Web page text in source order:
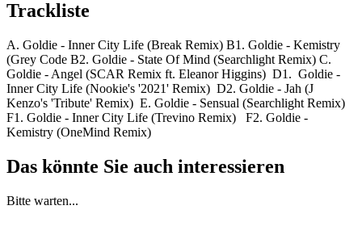
Trackliste
A. Goldie - Inner City Life (Break Remix) B1. Goldie - Kemistry
(Grey Code B2. Goldie - State Of Mind (Searchlight Remix) C.
Goldie - Angel (SCAR Remix ft. Eleanor Higgins) D1. Goldie -
Inner City Life (Nookie's '2021' Remix) D2. Goldie - Jah (J
Kenzo's 'Tribute' Remix) E. Goldie - Sensual (Searchlight Remix)
F1. Goldie - Inner City Life (Trevino Remix) F2. Goldie -
Kemistry (OneMind Remix)
Das könnte Sie auch interessieren
Bitte warten...